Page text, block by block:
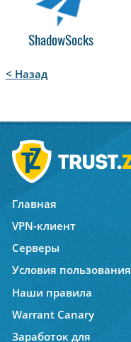
ShadowSocks
< Назад
Главная
VPN-клиент
Серверы
Условия пользования
Наши правила
Warrant Canary
Заработок для